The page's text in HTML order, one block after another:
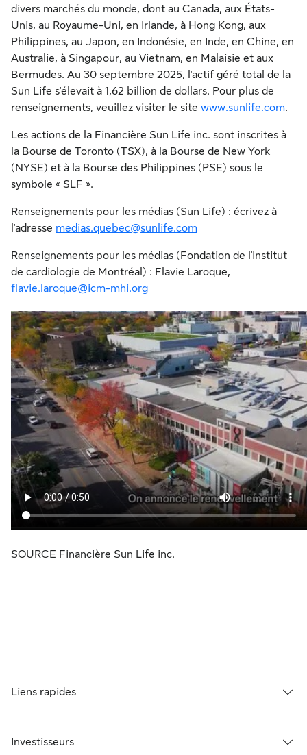
divers marchés du monde, dont au Canada, aux États-
Unis, au Royaume-Uni, en Irlande, à Hong Kong, aux
Philippines, au Japon, en Indonésie, en Inde, en Chine, en
Australie, à Singapour, au Vietnam, en Malaisie et aux
Bermudes. Au 30 septembre 2025, l'actif géré total de la
Sun Life s'élevait à 1,62 billion de dollars. Pour plus de
renseignements, veuillez visiter le site www.sunlife.com.
Les actions de la Financière Sun Life inc. sont inscrites à
la Bourse de Toronto (TSX), à la Bourse de New York
(NYSE) et à la Bourse des Philippines (PSE) sous le
symbole « SLF ».
Renseignements pour les médias (Sun Life) : écrivez à
l'adresse medias.quebec@sunlife.com
Renseignements pour les médias (Fondation de l'Institut
de cardiologie de Montréal) : Flavie Laroque,
flavie.laroque@icm-mhi.org
SOURCE Financière Sun Life inc.
Liens rapides
Investisseurs